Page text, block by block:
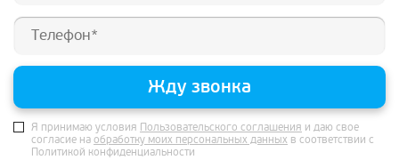
Жду звонка
Я принимаю условия Пользовательского соглашения и даю свое
согласие на обработку моих персональных данных в соответствии с
Политикой конфиденциальности